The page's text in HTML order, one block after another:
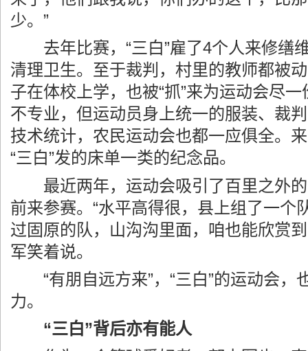
少。”
去年比赛，“三白”雇了4个人来修缮
清理卫生。至于裁判，村里的教师都被
子在体校上学，也被“抓”来为运动会尽
不专业，但运动员身上统一的服装、裁
技术统计，农民运动会也都一应俱全。
“三白”发的床单一类的纪念品。
最近两年，运动会吸引了百里之外的
前来参赛。“水平高得很，县上组了一个
过固原的队，山沟沟里面，咱也能欣赏
军笑着说。
“有朋自远方来”，“三白”的运动会，
力。
“三白”背后亦有能人